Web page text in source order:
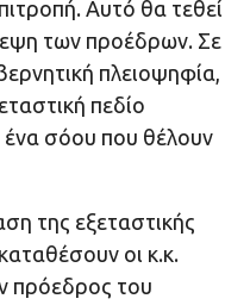
Αυτό θα τεθεί
των προέδρων. Σε
πλειοψηφία,
πεδίο
ένα σόου που θέλουν
της εξεταστικής
οι κ.κ.
πρόεδρος του